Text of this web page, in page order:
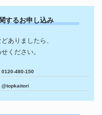
するお申し込み
ありましたら、
ください。
0120-480-150
@topkaitori